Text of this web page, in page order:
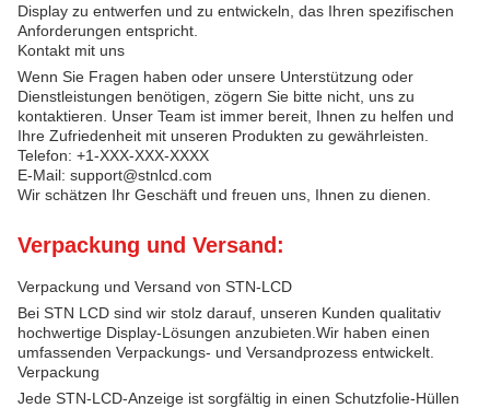
Display zu entwerfen und zu entwickeln, das Ihren spezifischen
Anforderungen entspricht.
Kontakt mit uns
Wenn Sie Fragen haben oder unsere Unterstützung oder
Dienstleistungen benötigen, zögern Sie bitte nicht, uns zu
kontaktieren. Unser Team ist immer bereit, Ihnen zu helfen und
Ihre Zufriedenheit mit unseren Produkten zu gewährleisten.
Telefon: +1-XXX-XXX-XXXX
E-Mail: support@stnlcd.com
Wir schätzen Ihr Geschäft und freuen uns, Ihnen zu dienen.
Verpackung und Versand:
Verpackung und Versand von STN-LCD
Bei STN LCD sind wir stolz darauf, unseren Kunden qualitativ
hochwertige Display-Lösungen anzubieten.Wir haben einen
umfassenden Verpackungs- und Versandprozess entwickelt.
Verpackung
Jede STN-LCD-Anzeige ist sorgfältig in einen Schutzfolie-Hüllen